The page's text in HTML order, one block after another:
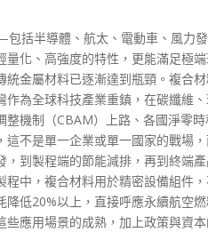
括半導體、航太、電動車、風力
量化、高強度的特性，更能滿足極
統金屬材料已逐漸達到瓶頸。複合
作為全球科技產業重鎮，在碳纖維
整機制（CBAM）上路、各國淨零
這不是單一企業或單一國家的戰場
，到製程端的節能減排，再到終端
程中，複合材料用於精密設備組件
降低20%以上，直接呼應永續航空
些應用場景的成熟，加上政策與資